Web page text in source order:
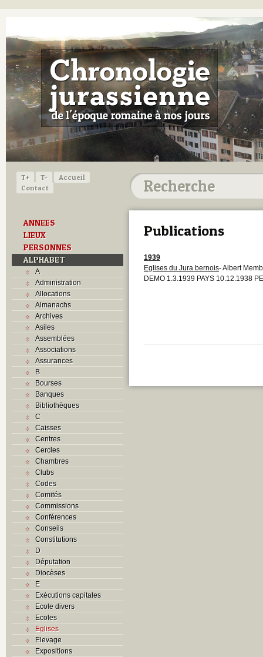
T+ T-
Accueil
Contact
ANNEES
LIEUX
PERSONNES
ALPHABET
A
Administration
Allocations
Almanachs
Archives
Asiles
Assemblées
Associations
Assurances
B
Bourses
Banques
Bibliothèques
C
Caisses
Centres
Cercles
Chambres
Clubs
Codes
Comités
Commissions
Conférences
Conseils
Constitutions
D
Députation
Diocèses
E
Exécutions capitales
Ecole divers
Ecoles
Eglises
Elevage
Expositions
Publications
1939
Eglises du Jura bernois- Albert
DEMO 1.3.1939 PAYS 10.12.1938